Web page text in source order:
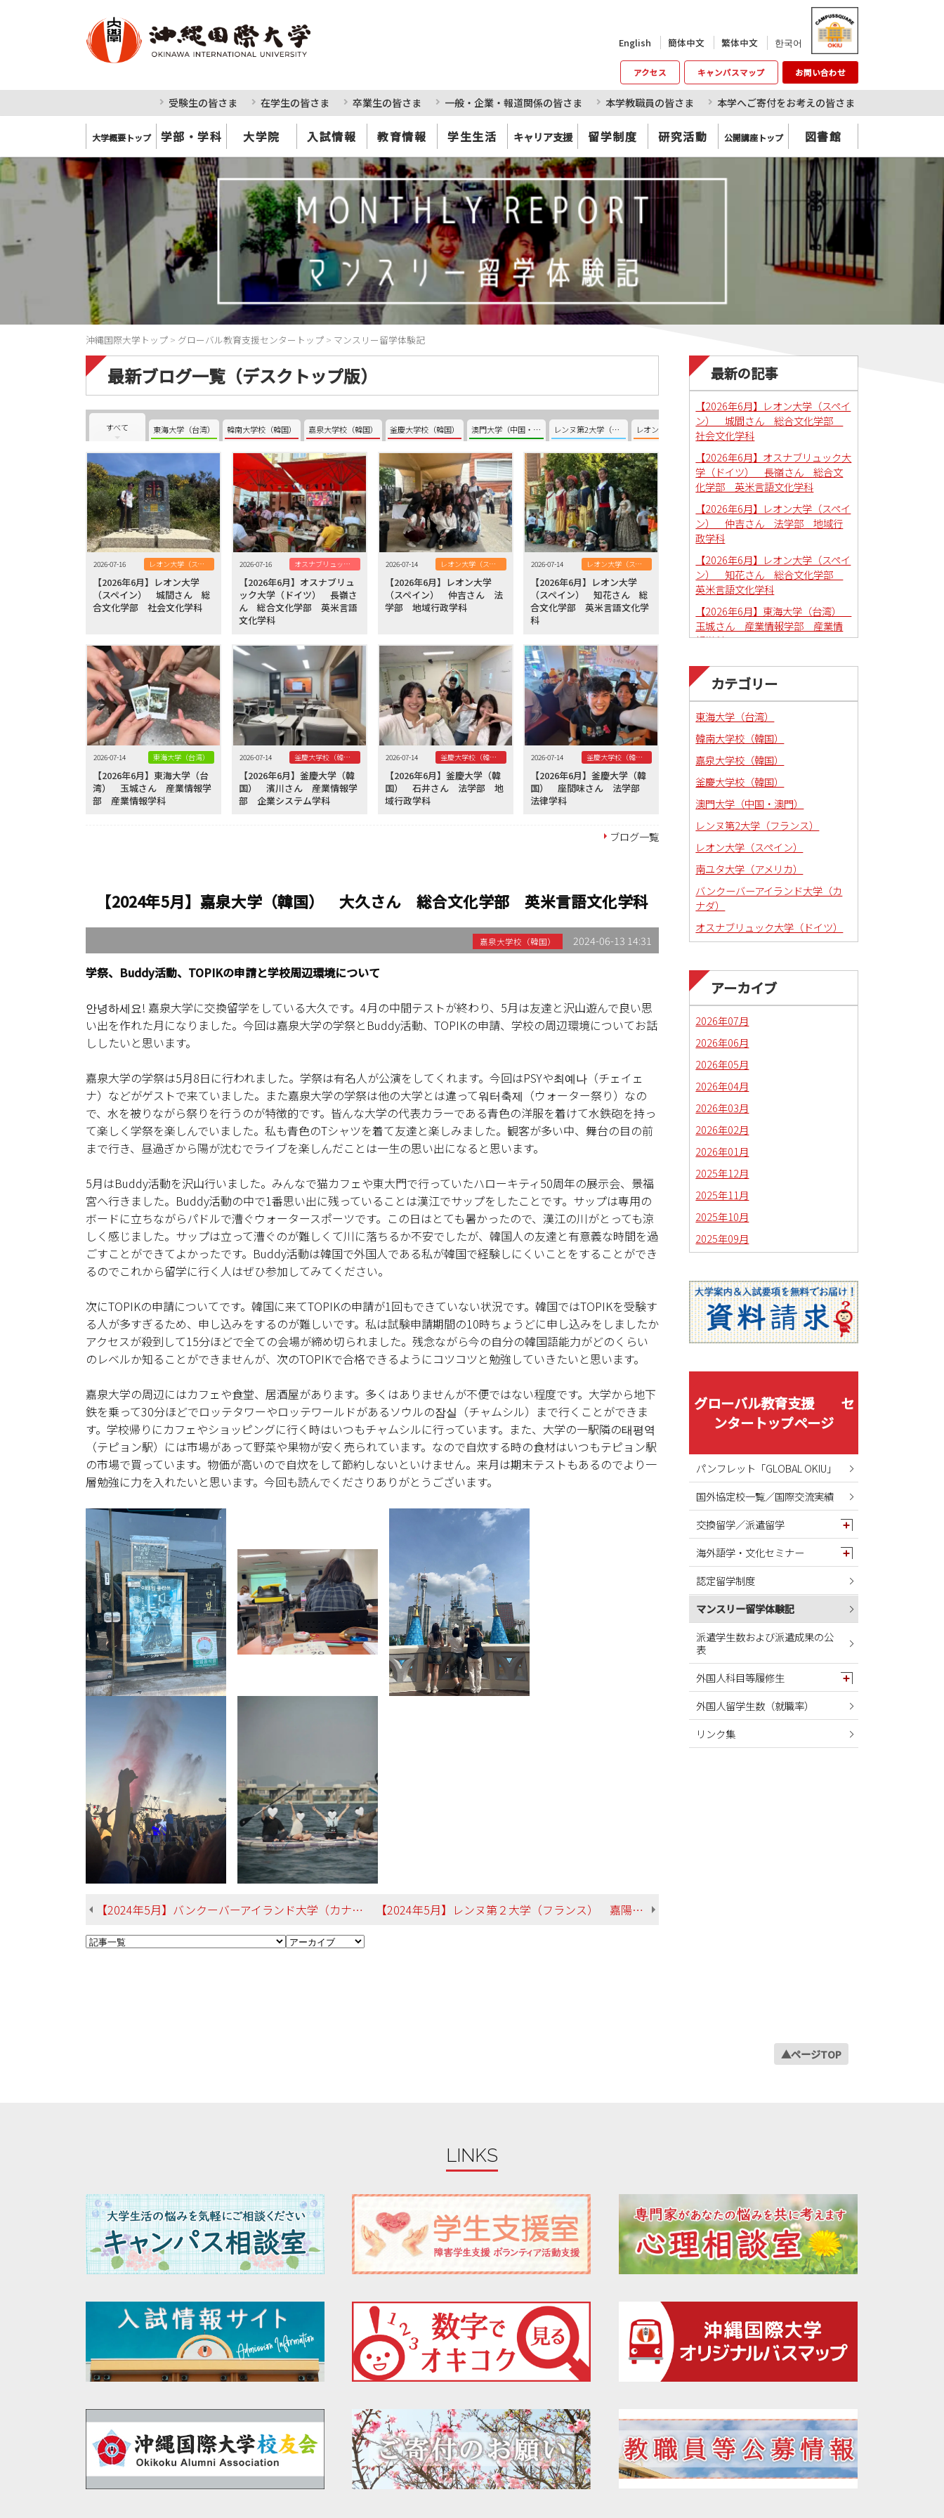
English 簡体中文 繁体中文 한국어
アクセス キャンパスマップ お問い合わせ
受験生の皆さま 在学生の皆さま 卒業生の皆さま 一般・企業・報道関係の皆さま 本学教職員の皆さま 本学へご寄付をお考えの皆さま
大学概要トップ 学部・学科 大学院 入試情報 教育情報 学生生活 キャリア支援 留学制度 研究活動 公開講座トップ 図書館
沖縄国際大学トップ > グローバル教育支援センタートップ > マンスリー留学体験記
最新ブログ一覧（デスクトップ版）
すべて 東海大学（台湾） 韓南大学校（韓国） 嘉泉大学校（韓国） 釜慶大学校（韓国） 澳門大学（中国・澳門） レンヌ第2大学（フランス） レオン大学（スペイン） オスナブリュック大学（ドイツ）
2026-07-16 レオン大学（スペイン）
【2026年6月】レオン大学
（スペイン） 城間さん 総
合文化学部 社会文化学科
2026-07-16 オスナブリュック大学（ドイツ）
【2026年6月】オスナブリュ
ック大学（ドイツ） 長嶺さ
ん 総合文化学部 英米言語
文化学科
2026-07-14 レオン大学（スペイン）
【2026年6月】レオン大学
（スペイン） 仲吉さん 法
学部 地域行政学科
2026-07-14 レオン大学（スペイン）
【2026年6月】レオン大学
（スペイン） 知花さん 総
合文化学部 英米言語文化学
科
2026-07-14 東海大学（台湾）
【2026年6月】東海大学（台
湾） 玉城さん 産業情報学
部 産業情報学科
2026-07-14 釜慶大学校（韓国）
【2026年6月】釜慶大学（韓
国） 濱川さん 産業情報学
部 企業システム学科
2026-07-14 釜慶大学校（韓国）
【2026年6月】釜慶大学（韓
国） 石井さん 法学部 地
域行政学科
2026-07-14 釜慶大学校（韓国）
【2026年6月】釜慶大学（韓
国） 座間味さん 法学部
法律学科
ブログ一覧
【2024年5月】嘉泉大学（韓国） 大久さん 総合文化学部 英米言語文化学科
嘉泉大学校（韓国） 2024-06-13 14:31
学祭、Buddy活動、TOPIKの申請と学校周辺環境について
안녕하세요! 嘉泉大学に交換留学をしている大久です。4月の中間テストが終わり、5月は友達と沢山遊んで良い思
い出を作れた月になりました。今回は嘉泉大学の学祭とBuddy活動、TOPIKの申請、学校の周辺環境についてお話
ししたいと思います。
嘉泉大学の学祭は5月8日に行われました。学祭は有名人が公演をしてくれます。今回はPSYや최예나（チェイェ
ナ）などがゲストで来ていました。また嘉泉大学の学祭は他の大学とは違って워터축제（ウォーター祭り）なの
で、水を被りながら祭りを行うのが特徴的です。皆んな大学の代表カラーである青色の洋服を着けて水鉄砲を持っ
て楽しく学祭を楽しんでいました。私も青色のTシャツを着て友達と楽しみました。観客が多い中、舞台の目の前
まで行き、昼過ぎから陽が沈むでライブを楽しんだことは一生の思い出になると思います。
5月はBuddy活動を沢山行いました。みんなで猫カフェや東大門で行っていたハローキティ50周年の展示会、景福
宮へ行きました。Buddy活動の中で1番思い出に残っていることは漢江でサップをしたことです。サップは専用の
ボードに立ちながらパドルで漕ぐウォータースポーツです。この日はとても暑かったので、漢江の川がとっても涼
しく感じました。サップは立って漕ぐのが難しくて川に落ちるか不安でしたが、韓国人の友達と有意義な時間を過
ごすことができてよかったです。Buddy活動は韓国で外国人である私が韓国で経験しにくいことをすることができ
るのでこれから留学に行く人はぜひ参加してみてください。
次にTOPIKの申請についてです。韓国に来てTOPIKの申請が1回もできていない状況です。韓国ではTOPIKを受験す
る人が多すぎるため、申し込みをするのが難しいです。私は試験申請期間の10時ちょうどに申し込みをしましたか
アクセスが殺到して15分ほどで全ての会場が締め切られました。残念ながら今の自分の韓国語能力がどのくらい
のレベルか知ることができませんが、次のTOPIKで合格できるようにコツコツと勉強していきたいと思います。
嘉泉大学の周辺にはカフェや食堂、居酒屋があります。多くはありませんが不便ではない程度です。大学から地下
鉄を乗って30分ほどでロッテタワーやロッテワールドがあるソウルの잠실（チャムシル）まで行くことができま
す。学校帰りにカフェやショッピングに行く時はいつもチャムシルに行っています。また、大学の一駅隣の태평역
（テピョン駅）には市場があって野菜や果物が安く売られています。なので自炊する時の食材はいつもテピョン駅
の市場で買っています。物価が高いので自炊をして節約しないといけません。来月は期末テストもあるのでより一
層勉強に力を入れたいと思います。今回も読んでくださりありがとうございます。
【2024年5月】バンクーバーアイランド大学（カナダ） 勢理客さん 総合文化学部 英米言語文化学科 【2024年5月】レンヌ第２大学（フランス） 嘉陽さん 産業情報学部 企業システム学科
最新の記事
【2026年6月】レオン大学（スペイ
ン） 城間さん 総合文化学部
社会文化学科
【2026年6月】オスナブリュック大
学（ドイツ） 長嶺さん 総合文
化学部 英米言語文化学科
【2026年6月】レオン大学（スペイ
ン） 仲吉さん 法学部 地域行
政学科
【2026年6月】レオン大学（スペイ
ン） 知花さん 総合文化学部
英米言語文化学科
【2026年6月】東海大学（台湾）
玉城さん 産業情報学部 産業情
報学科
カテゴリー
東海大学（台湾）
韓南大学校（韓国）
嘉泉大学校（韓国）
釜慶大学校（韓国）
澳門大学（中国・澳門）
レンヌ第2大学（フランス）
レオン大学（スペイン）
南ユタ大学（アメリカ）
バンクーバーアイランド大学（カ
ナダ）
オスナブリュック大学（ドイツ）
アーカイブ
2026年07月
2026年06月
2026年05月
2026年04月
2026年03月
2026年02月
2026年01月
2025年12月
2025年11月
2025年10月
2025年09月
2025年07月
2025年06月
2025年05月
2025年04月
2025年03月
2025年01月
2024年11月
2024年10月
2024年09月
2024年08月
2024年07月
2024年06月
2024年05月
2024年04月
2024年03月
2024年02月
2024年01月
2023年12月
2023年11月
2023年10月
2022年01月
2021年12月
2021年11月
2021年10月
2021年08月
2021年07月
2021年06月
2021年01月
2020年12月
2020年11月
グローバル教育支援 セ
ンタートップページ
パンフレット「GLOBAL OKIU」
国外協定校一覧／国際交流実績
交換留学／派遣留学
海外語学・文化セミナー
認定留学制度
マンスリー留学体験記
派遣学生数および派遣成果の公
表
外国人科目等履修生
外国人留学生数（就職率）
リンク集
▲ページTOP
LINKS